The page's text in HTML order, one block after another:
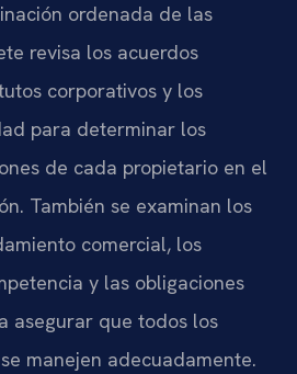
ordenada de las
revisa los acuerdos
corporativos y los
para determinar los
de cada propietario en el
También se examinan los
comercial, los
y las obligaciones
asegurar que todos los
manejen adecuadamente.